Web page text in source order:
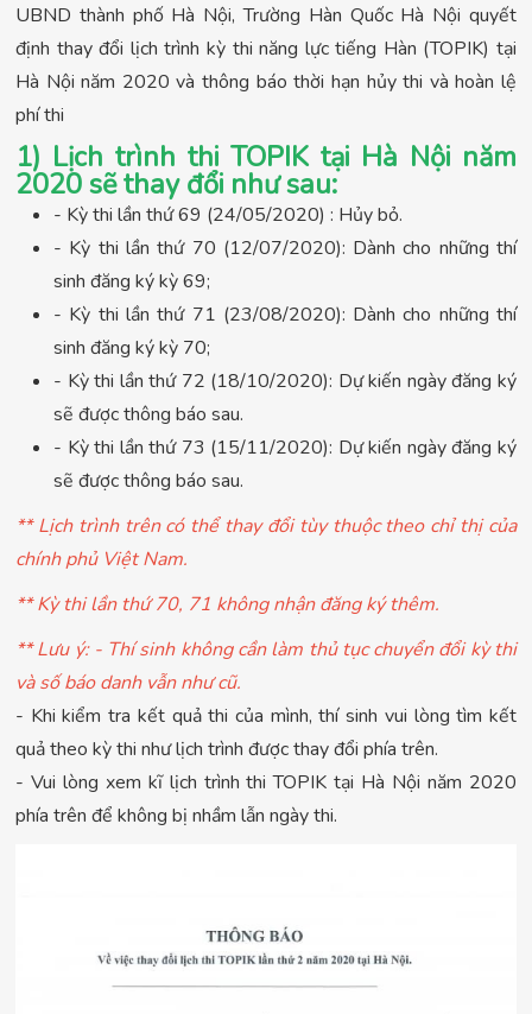
UBND thành phố Hà Nội, Trường Hàn Quốc Hà Nội quyết
định thay đổi lịch trình kỳ thi năng lực tiếng Hàn (TOPIK) tại
Hà Nội năm 2020 và thông báo thời hạn hủy thi và hoàn lệ
phí thi
1) Lịch trình thi TOPIK tại Hà Nội năm
2020 sẽ thay đổi như sau:
- Kỳ thi lần thứ 69 (24/05/2020) : Hủy bỏ.
- Kỳ thi lần thứ 70 (12/07/2020): Dành cho những thí
sinh đăng ký kỳ 69;
- Kỳ thi lần thứ 71 (23/08/2020): Dành cho những thí
sinh đăng ký kỳ 70;
- Kỳ thi lần thứ 72 (18/10/2020): Dự kiến ngày đăng ký
sẽ được thông báo sau.
- Kỳ thi lần thứ 73 (15/11/2020): Dự kiến ngày đăng ký
sẽ được thông báo sau.
** Lịch trình trên có thể thay đổi tùy thuộc theo chỉ thị của
chính phủ Việt Nam.
** Kỳ thi lần thứ 70, 71 không nhận đăng ký thêm.
** Lưu ý: - Thí sinh không cần làm thủ tục chuyển đổi kỳ thi
và số báo danh vẫn như cũ.
- Khi kiểm tra kết quả thi của mình, thí sinh vui lòng tìm kết
quả theo kỳ thi như lịch trình được thay đổi phía trên.
- Vui lòng xem kĩ lịch trình thi TOPIK tại Hà Nội năm 2020
phía trên để không bị nhầm lẫn ngày thi.